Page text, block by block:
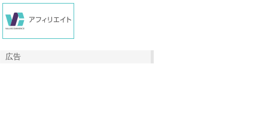
広告